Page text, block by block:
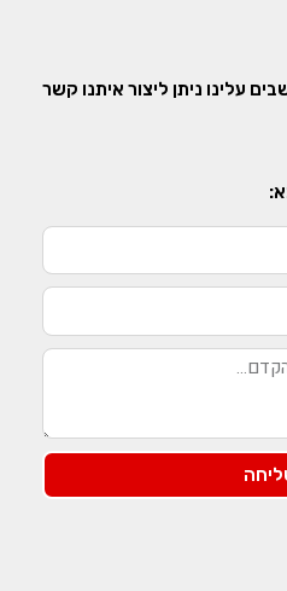
עלינו ניתן ליצור איתנו קשר